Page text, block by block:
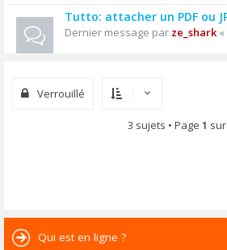
Tutto: attacher un PDF ou
Dernier message par ze_shark«
Verrouillé
3 sujets • Page 1 sur
Qui est en ligne ?